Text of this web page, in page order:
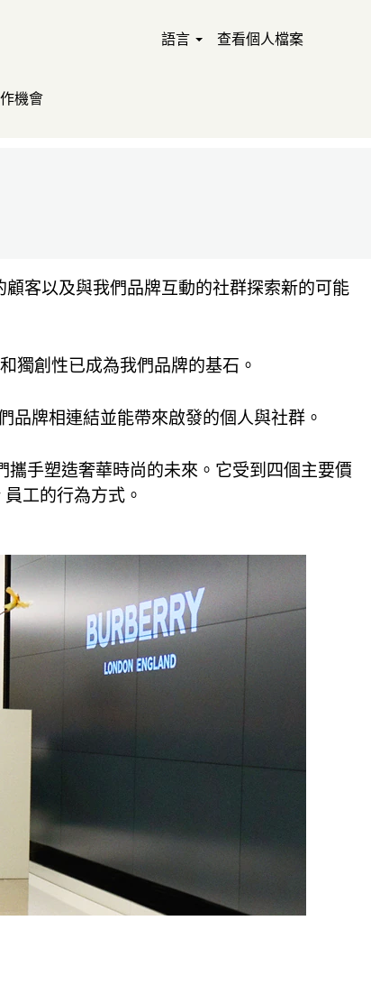
語言 查看個人檔案
機會
客以及與我們品牌互動的社群探索新的可能
獨創性已成為我們品牌的基石。​​
品牌相連結並能帶來啟發的個人與社群。​​
手塑造奢華時尚的未來。它受到四個主要價
工的行為方式。